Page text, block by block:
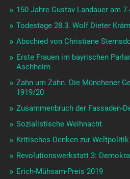
150 Jahre Gustav Landauer am
Todestage 28.3. Wolf Dieter
Abschied von Christiane
Erste Frauen im bayrischen
Aschheim
Zahn um Zahn. Die Münchener
1919/20
Zusammenbruch der Fassaden-
Sozialistische Weihnacht
Kritisches Denken zur Weltpolitik
Revolutionswerkstatt 3:
Erich-Mühsam-Preis 2019